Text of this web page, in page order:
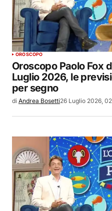
OROSCOPO
Oroscopo Paolo Fox
Luglio 2026, le
per segno
di Andrea Bosetti26 Luglio 2026,